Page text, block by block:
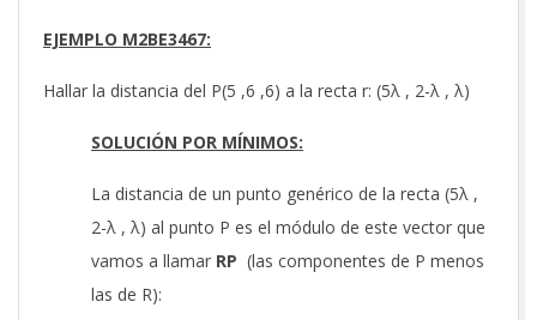
EJEMPLO M2BE3467:
Hallar la distancia del P(5 ,6 ,6) a la recta r: (5λ , 2-λ , λ)
SOLUCIÓN POR MÍNIMOS:
La distancia de un punto genérico de la recta (5λ ,
2-λ , λ) al punto P es el módulo de este vector que
vamos a llamar RP (las componentes de P menos
las de R):